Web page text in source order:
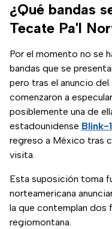
¿Qué bandas
Tecate Pa'l
Por el momento no se
bandas que se
pero tras el anuncio
comenzaron a
posiblemente una de
estadounidense Blink-
regreso a México tras
visita.
Esta suposición toma
norteamericana
la que contemplan dos
regiomontana.